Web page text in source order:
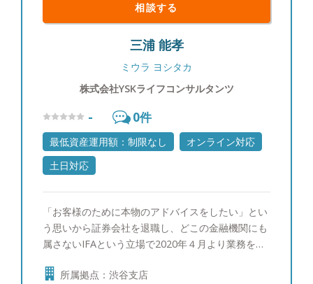
相談する
三浦 能孝
ミウラ ヨシタカ
株式会社YSKライフコンサルタンツ
- 0件
最低資産運用額：制限なし
オンライン対応
土日対応
「お客様のために本物のアドバイスをしたい」とい
う思いから証券会社を退職し、どこの金融機関にも
属さないIFAという立場で2020年４月より業務を行
しては、資産運用、相続コンサルティングを行って
所属拠点：渋谷支店